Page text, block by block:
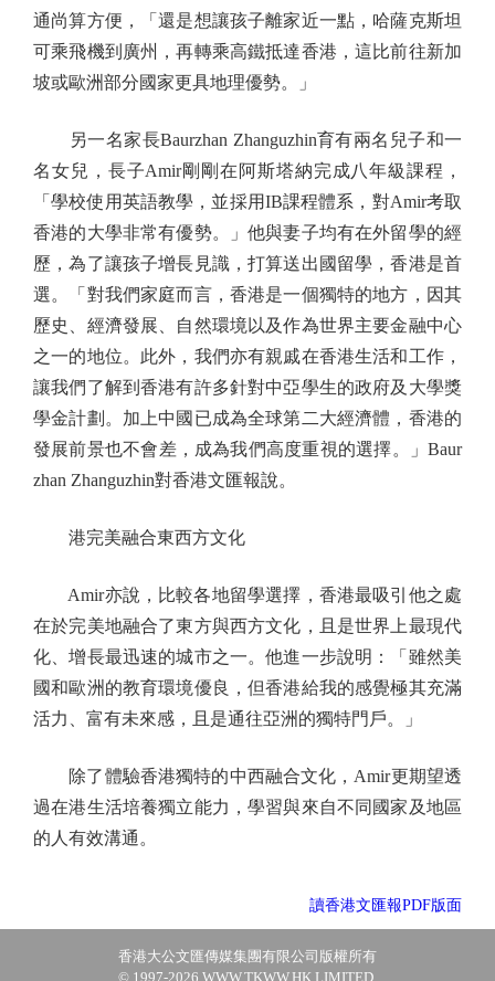
通尚算方便，「還是想讓孩子離家近一點，哈薩克斯坦
可乘飛機到廣州，再轉乘高鐵抵達香港，這比前往新加
坡或歐洲部分國家更具地理優勢。」
另一名家長Baurzhan Zhanguzhin育有兩名兒子和一
名女兒，長子Amir剛剛在阿斯塔納完成八年級課程，
「學校使用英語教學，並採用IB課程體系，對Amir考取
香港的大學非常有優勢。」他與妻子均有在外留學的經
歷，為了讓孩子增長見識，打算送出國留學，香港是首
選。「對我們家庭而言，香港是一個獨特的地方，因其
歷史、經濟發展、自然環境以及作為世界主要金融中心
之一的地位。此外，我們亦有親戚在香港生活和工作，
讓我們了解到香港有許多針對中亞學生的政府及大學獎
學金計劃。加上中國已成為全球第二大經濟體，香港的
發展前景也不會差，成為我們高度重視的選擇。」Baur
zhan Zhanguzhin對香港文匯報說。
港完美融合東西方文化
Amir亦說，比較各地留學選擇，香港最吸引他之處
在於完美地融合了東方與西方文化，且是世界上最現代
化、增長最迅速的城市之一。他進一步說明：「雖然美
國和歐洲的教育環境優良，但香港給我的感覺極其充滿
活力、富有未來感，且是通往亞洲的獨特門戶。」
除了體驗香港獨特的中西融合文化，Amir更期望透
過在港生活培養獨立能力，學習與來自不同國家及地區
的人有效溝通。
讀香港文匯報PDF版面
香港大公文匯傳媒集團有限公司版權所有
© 1997-2026 WWW.TKWW.HK LIMITED.